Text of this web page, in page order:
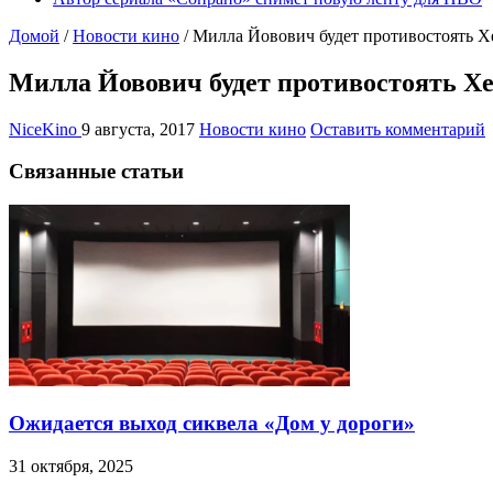
Домой / Новости кино / Милла Йовович будет противостоять
Милла Йовович будет противостоять
NiceKino 9 августа, 2017 Новости кино Оставить комментарий
Связанные статьи
Ожидается выход сиквела «Дом у дороги»
31 октября, 2025